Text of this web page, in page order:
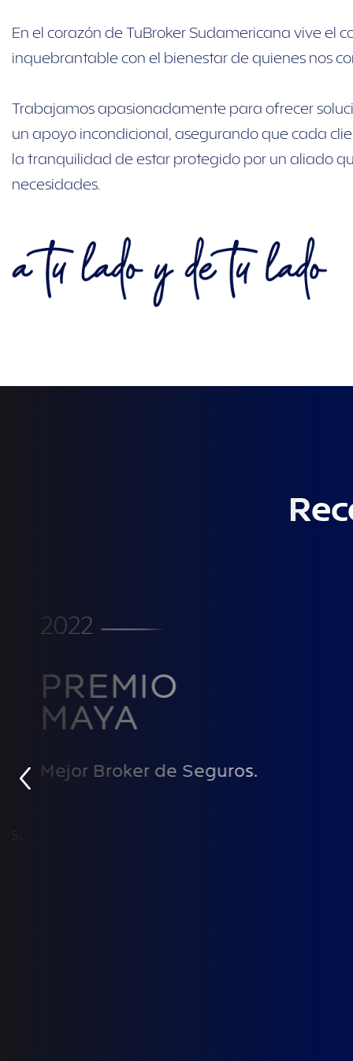
En el corazón de TuBroker Sudamericana vive el
inquebrantable con el bienestar de quienes nos
Trabajamos apasionadamente para ofrecer
un apoyo incondicional, asegurando que cada
la tranquilidad de estar protegido por un aliado
necesidades.
2022
PREMIO
MAYA
Mejor Broker de Seguros.
‹